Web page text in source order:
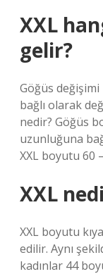
XXL
gelir?
Göğüs
bağlı olarak
nedir? Göğüs
uzunluğuna
XXL boyutu 60
XXL
XXL boyutu
edilir. Aynı
kadınlar 44